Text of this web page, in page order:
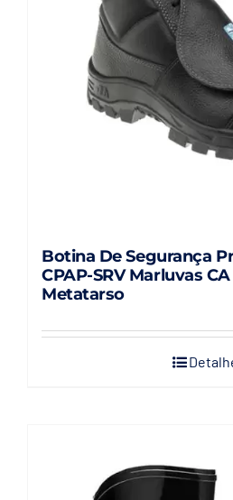
Botina De Segurança
CPAP-SRV Marluvas
Metatarso